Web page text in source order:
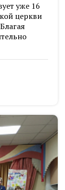
уже 16
церкви